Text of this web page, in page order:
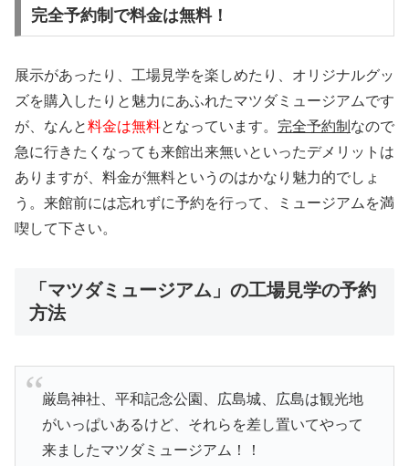
完全予約制で料金は無料！
展示があったり、工場見学を楽しめたり、オリジナルグッ
ズを購入したりと魅力にあふれたマツダミュージアムです
が、なんと料金は無料となっています。 完全予約制 なので
急に行きたくなっても来館出来無いといったデメリットは
ありますが、料金が無料というのはかなり魅力的でしょ
う。来館前には忘れずに予約を行って、ミュージアムを満
喫して下さい。
「マツダミュージアム」の工場見学の予約
方法
厳島神社、平和記念公園、広島城、広島は観光地
がいっぱいあるけど、それらを差し置いてやって
来ましたマツダミュージアム！！